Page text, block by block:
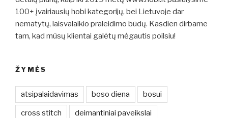
100+ įvairiausių hobi kategorijų, bei Lietuvoje dar
nematytų, laisvalaikio praleidimo būdų. Kasdien dirbame
tam, kad mūsų klientai galėtų mėgautis poilsiu!
ŽYMĖS
atsipalaidavimas boso diena bosui
cross stitch deimantiniai paveikslai